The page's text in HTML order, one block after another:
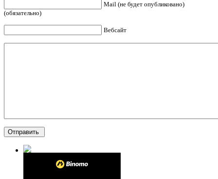
Mail (не будет опубликовано)
(обязательно)
Вебсайт